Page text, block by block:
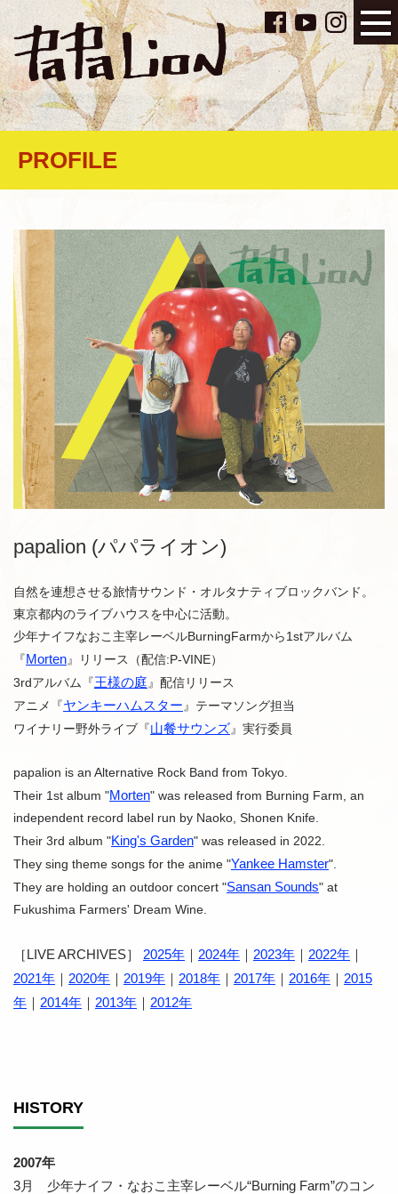
PROFILE
papalion (パパライオン)
自然を連想させる旅情サウンド・オルタナティブロックバンド。
東京都内のライブハウスを中心に活動。
少年ナイフなおこ主宰レーベルBurningFarmから1stアルバム
『Morten』リリース（配信:P-VINE）
3rdアルバム『王様の庭 』配信リリース
アニメ『ヤンキーハムスター 』テーマソング担当
ワイナリー野外ライブ『山餐サウンズ』実行委員
papalion is an Alternative Rock Band from Tokyo.
Their 1st album "Morten" was released from Burning Farm, an
independent record label run by Naoko, Shonen Knife.
Their 3rd album "King's Garden" was released in 2022.
They sing theme songs for the anime "Yankee Hamster".
They are holding an outdoor concert "Sansan Sounds" at
Fukushima Farmers' Dream Wine.
［LIVE ARCHIVES］ 2025年 ｜ 2024年 ｜ 2023年 ｜ 2022年 ｜
2021年 ｜ 2020年 ｜ 2019年 ｜ 2018年 ｜ 2017年 ｜ 2016年 ｜ 2015
年 ｜ 2014年 ｜ 2013年 ｜ 2012年
HISTORY
2007年
3月 少年ナイフ・なおこ主宰レーベル“Burning Farm”のコン